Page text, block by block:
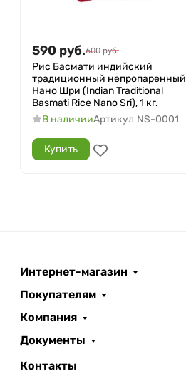
590 руб.600 руб.
Рис Басмати индийский
традиционный непропаренный
Нано Шри (Indian Traditional
Basmati Rice Nano Sri), 1 кг.
В наличииАртикул NS-0001
Купить
Интернет-магазин
Покупателям
Компания
Документы
Контакты